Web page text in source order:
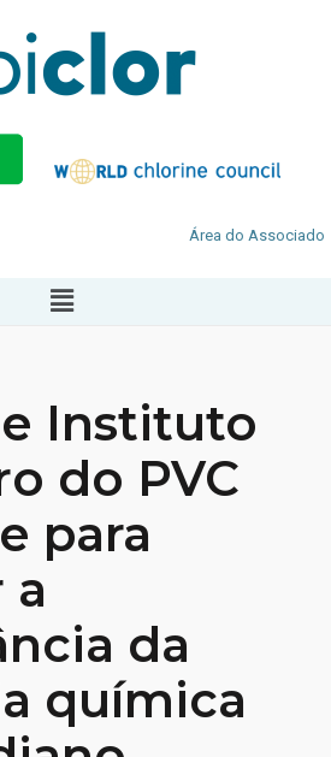
Área do Associado
Instituto
do PVC
para
a
da
química